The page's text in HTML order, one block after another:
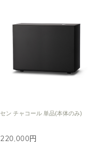
セン チャコール 単品(本体のみ)
220,000円